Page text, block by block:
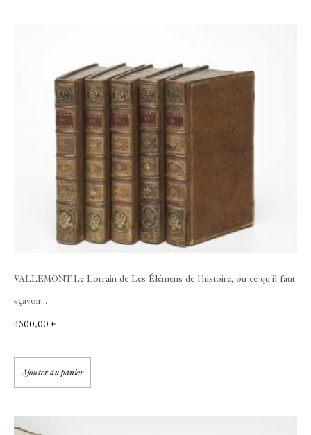
VALLEMONT Le Lorrain de Les Élémens de l'histoire, ou ce qu'il faut
sçavoir...
4500,00 €
Ajouter au panier